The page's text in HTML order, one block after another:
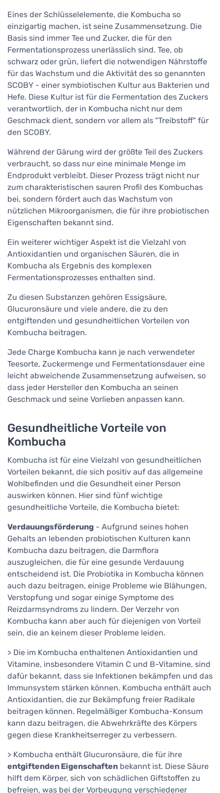
Eines der Schlüsselelemente, die Kombucha so
einzigartig machen, ist seine Zusammensetzung. Die
Basis sind immer Tee und Zucker, die für den
Fermentationsprozess unerlässlich sind. Tee, ob
schwarz oder grün, liefert die notwendigen Nährstoffe
für das Wachstum und die Aktivität des so genannten
SCOBY - einer symbiotischen Kultur aus Bakterien und
Hefe. Diese Kultur ist für die Fermentation des Zuckers
verantwortlich, der in Kombucha nicht nur dem
Geschmack dient, sondern vor allem als "Treibstoff" für
den SCOBY.
Während der Gärung wird der größte Teil des Zuckers
verbraucht, so dass nur eine minimale Menge im
Endprodukt verbleibt. Dieser Prozess trägt nicht nur
zum charakteristischen sauren Profil des Kombuchas
bei, sondern fördert auch das Wachstum von
nützlichen Mikroorganismen, die für ihre probiotischen
Eigenschaften bekannt sind.
Ein weiterer wichtiger Aspekt ist die Vielzahl von
Antioxidantien und organischen Säuren, die in
Kombucha als Ergebnis des komplexen
Fermentationsprozesses enthalten sind.
Zu diesen Substanzen gehören Essigsäure,
Glucuronsäure und viele andere, die zu den
entgiftenden und gesundheitlichen Vorteilen von
Kombucha beitragen.
Jede Charge Kombucha kann je nach verwendeter
Teesorte, Zuckermenge und Fermentationsdauer eine
leicht abweichende Zusammensetzung aufweisen, so
dass jeder Hersteller den Kombucha an seinen
Geschmack und seine Vorlieben anpassen kann.
Gesundheitliche Vorteile von
Kombucha
Kombucha ist für eine Vielzahl von gesundheitlichen
Vorteilen bekannt, die sich positiv auf das allgemeine
Wohlbefinden und die Gesundheit einer Person
auswirken können. Hier sind fünf wichtige
gesundheitliche Vorteile, die Kombucha bietet:
Verdauungsförderung - Aufgrund seines hohen
Gehalts an lebenden probiotischen Kulturen kann
Kombucha dazu beitragen, die Darmflora
auszugleichen, die für eine gesunde Verdauung
entscheidend ist. Die Probiotika in Kombucha können
auch dazu beitragen, einige Probleme wie Blähungen,
Verstopfung und sogar einige Symptome des
Reizdarmsyndroms zu lindern. Der Verzehr von
Kombucha kann aber auch für diejenigen von Vorteil
sein, die an keinem dieser Probleme leiden.
> Die im Kombucha enthaltenen Antioxidantien und
Vitamine, insbesondere Vitamin C und B-Vitamine, sind
dafür bekannt, dass sie Infektionen bekämpfen und das
Immunsystem stärken können. Kombucha enthält auch
Antioxidantien, die zur Bekämpfung freier Radikale
beitragen können. Regelmäßiger Kombucha-Konsum
kann dazu beitragen, die Abwehrkräfte des Körpers
gegen diese Krankheitserreger zu verbessern.
> Kombucha enthält Glucuronsäure, die für ihre
entgiftenden Eigenschaften bekannt ist. Diese Säure
hilft dem Körper, sich von schädlichen Giftstoffen zu
befreien, was bei der Vorbeugung verschiedener